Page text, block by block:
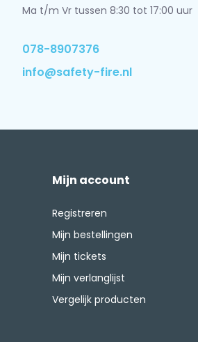
Ma t/m Vr tussen 8:30 tot 17:00 uur
078-8907376
info@safety-fire.nl
Mijn account
Registreren
Mijn bestellingen
Mijn tickets
Mijn verlanglijst
Vergelijk producten